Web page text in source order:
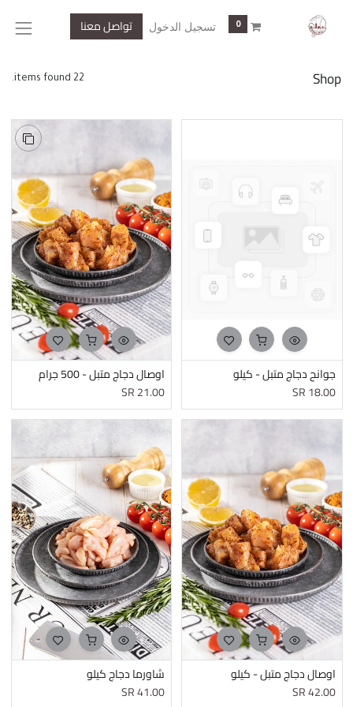
0 تسجيل الدخول تواصل معنا
Shop
22 items found.
جوانح دجاج متبل - كيلو
18.00
اوصال دجاج متبل - 500 جرام
21.00
اوصال دجاج متبل - كيلو
42.00
شاورما دجاج كيلو
41.00